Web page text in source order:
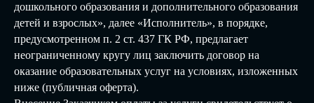
дошкольного образования и дополнительного образования
детей и взрослых», далее «Исполнитель», в порядке,
предусмотренном п. 2 ст. 437 ГК РФ, предлагает
неограниченному кругу лиц заключить договор на
оказание образовательных услуг на условиях, изложенных
ниже (публичная оферта).